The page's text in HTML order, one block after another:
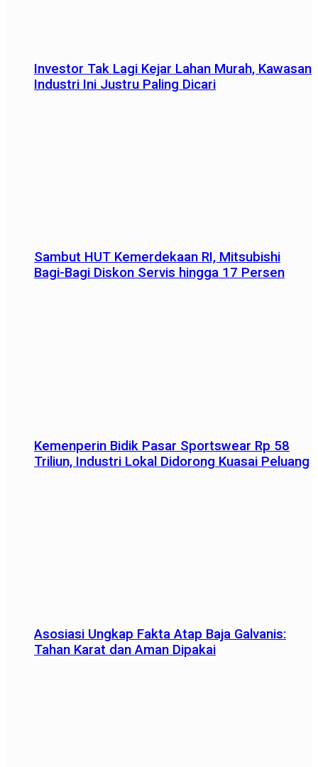
Investor Tak Lagi Kejar Lahan Murah, Kawasan
Industri Ini Justru Paling Dicari
Sambut HUT Kemerdekaan RI, Mitsubishi
Bagi-Bagi Diskon Servis hingga 17 Persen
Kemenperin Bidik Pasar Sportswear Rp 58
Triliun, Industri Lokal Didorong Kuasai Peluang
Asosiasi Ungkap Fakta Atap Baja Galvanis:
Tahan Karat dan Aman Dipakai